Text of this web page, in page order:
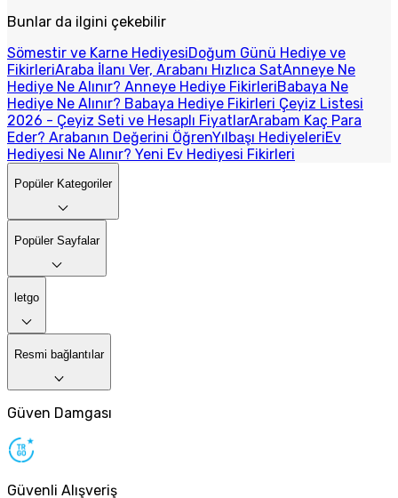
Bunlar da ilgini çekebilir
Sömestir ve Karne HediyesiDoğum Günü Hediye ve
FikirleriAraba İlanı Ver, Arabanı Hızlıca SatAnneye Ne
Hediye Ne Alınır? Anneye Hediye FikirleriBabaya Ne
Hediye Ne Alınır? Babaya Hediye Fikirleri Çeyiz Listesi
2026 - Çeyiz Seti ve Hesaplı FiyatlarArabam Kaç Para
Eder? Arabanın Değerini ÖğrenYılbaşı HediyeleriEv
Hediyesi Ne Alınır? Yeni Ev Hediyesi Fikirleri
Popüler Kategoriler
Popüler Sayfalar
letgo
Resmi bağlantılar
Güven Damgası
Güvenli Alışveriş